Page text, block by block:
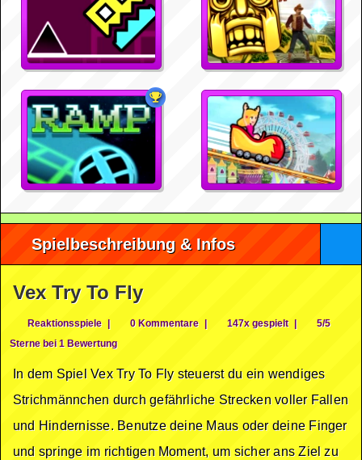
Spielbeschreibung & Infos
Vex Try To Fly
Reaktionsspiele | 0 Kommentare | 147x gespielt |
5/5
Sterne bei 1 Bewertung
In dem Spiel Vex Try To Fly steuerst du ein wendiges
Strichmännchen durch gefährliche Strecken voller Fallen
und Hindernisse. Benutze deine Maus oder deine Finger
und springe im richtigen Moment, um sicher ans Ziel zu